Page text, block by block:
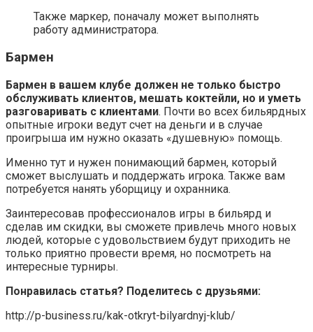
Также маркер, поначалу может выполнять
работу администратора.
Бармен
Бармен в вашем клубе должен не только быстро
обслуживать клиентов, мешать коктейли, но и уметь
разговаривать с клиентами. Почти во всех бильярдных
опытные игроки ведут счет на деньги и в случае
проигрыша им нужно оказать «душевную» помощь.
Именно тут и нужен понимающий бармен, который
сможет выслушать и поддержать игрока. Также вам
потребуется нанять уборщицу и охранника.
Заинтересовав профессионалов игры в бильярд и
сделав им скидки, вы сможете привлечь много новых
людей, которые с удовольствием будут приходить не
только приятно провести время, но посмотреть на
интересные турниры.
Понравилась статья? Поделитесь с друзьями:
http://p-business.ru/kak-otkryt-bilyardnyj-klub/